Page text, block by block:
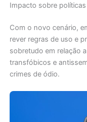
Impacto sobre
Com o novo cenário,
rever regras de uso e
sobretudo em relação
transfóbicos e
crimes de ódio.